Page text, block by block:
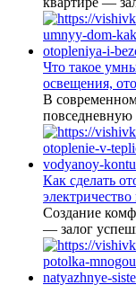
Что такое
освещения,
В
повседневную
Как сделать
Создание
— залог